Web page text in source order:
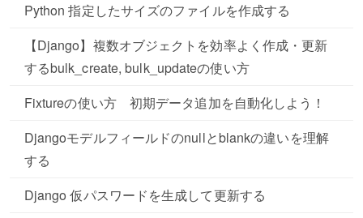
Python 指定したサイズのファイルを作成する
【Django】複数オブジェクトを効率よく作成・更新
するbulk_create, bulk_updateの使い方
Fixtureの使い方 初期データ追加を自動化しよう！
Djangoモデルフィールドのnullとblankの違いを理解
する
Django 仮パスワードを生成して更新する